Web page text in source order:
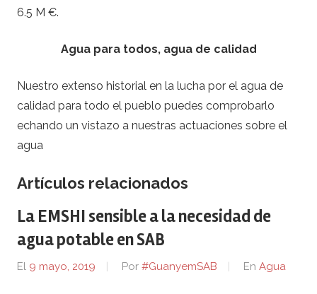
6.5 M €.
Agua para todos, agua de calidad
Nuestro extenso historial en la lucha por el agua de
calidad para todo el pueblo puedes comprobarlo
echando un vistazo a nuestras actuaciones sobre el
agua
Artículos relacionados
La EMSHI sensible a la necesidad de
agua potable en SAB
El 9 mayo, 2019 Por #GuanyemSAB En Agua